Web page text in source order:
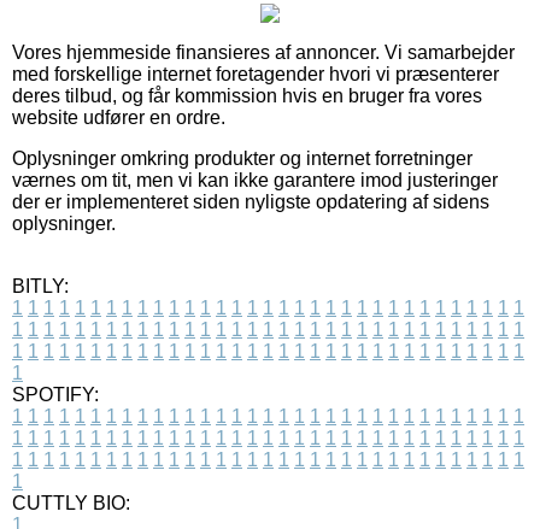
Vores hjemmeside finansieres af annoncer. Vi samarbejder
med forskellige internet foretagender hvori vi præsenterer
deres tilbud, og får kommission hvis en bruger fra vores
website udfører en ordre.
Oplysninger omkring produkter og internet forretninger
værnes om tit, men vi kan ikke garantere imod justeringer
der er implementeret siden nyligste opdatering af sidens
oplysninger.
BITLY:
1 1 1 1 1 1 1 1 1 1 1 1 1 1 1 1 1 1 1 1 1 1 1 1 1 1 1 1 1 1 1 1 1
1 1 1 1 1 1 1 1 1 1 1 1 1 1 1 1 1 1 1 1 1 1 1 1 1 1 1 1 1 1 1 1 1
1 1 1 1 1 1 1 1 1 1 1 1 1 1 1 1 1 1 1 1 1 1 1 1 1 1 1 1 1 1 1 1 1
1
SPOTIFY:
1 1 1 1 1 1 1 1 1 1 1 1 1 1 1 1 1 1 1 1 1 1 1 1 1 1 1 1 1 1 1 1 1
1 1 1 1 1 1 1 1 1 1 1 1 1 1 1 1 1 1 1 1 1 1 1 1 1 1 1 1 1 1 1 1 1
1 1 1 1 1 1 1 1 1 1 1 1 1 1 1 1 1 1 1 1 1 1 1 1 1 1 1 1 1 1 1 1 1
1
CUTTLY BIO:
1